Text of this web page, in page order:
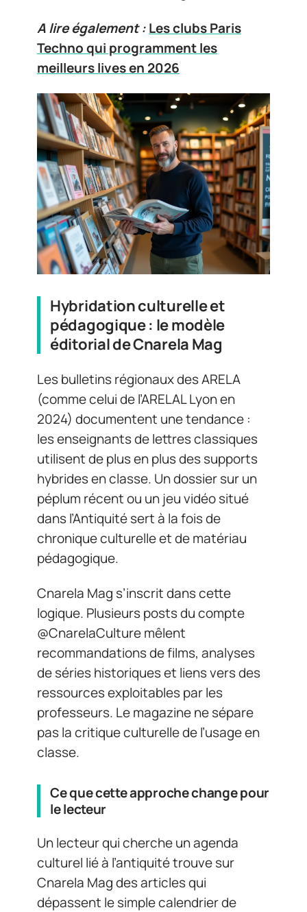
A lire également :Les clubs Paris
Techno qui programment les
meilleurs lives en 2026
Hybridation culturelle et
pédagogique : le modèle
éditorial de Cnarela Mag
Les bulletins régionaux des ARELA
(comme celui de l’ARELAL Lyon en
2024) documentent une tendance :
les enseignants de lettres classiques
utilisent de plus en plus des supports
hybrides en classe. Un dossier sur un
péplum récent ou un jeu vidéo situé
dans l’Antiquité sert à la fois de
chronique culturelle et de matériau
pédagogique.
Cnarela Mag s’inscrit dans cette
logique. Plusieurs posts du compte
@CnarelaCulture mêlent
recommandations de films, analyses
de séries historiques et liens vers des
ressources exploitables par les
professeurs. Le magazine ne sépare
pas la critique culturelle de l’usage en
classe.
Ce que cette approche change pour
le lecteur
Un lecteur qui cherche un agenda
culturel lié à l’antiquité trouve sur
Cnarela Mag des articles qui
dépassent le simple calendrier de